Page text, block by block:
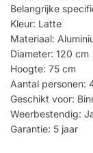
Belangrijke
Kleur: Latte
Materiaal:
Diameter: 120 cm
Hoogte: 75 cm
Aantal personen:
Geschikt voor:
Weerbestendig:
Garantie: 5 jaar